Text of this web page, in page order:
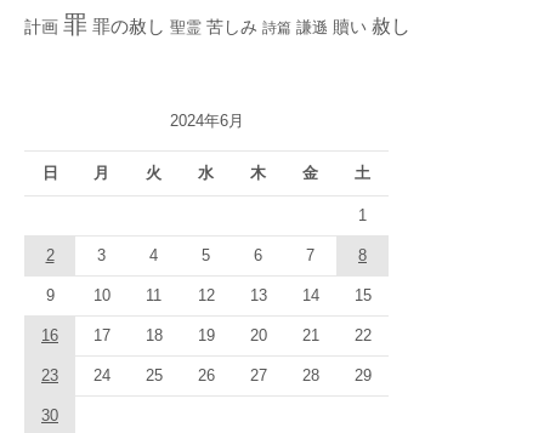
計画 罪 罪の赦し 聖霊 苦しみ 詩篇 謙遜 贖い 赦し
2024年6月
日 月 火 水 木 金 土
1
2 3 4 5 6 7 8
9 10 11 12 13 14 15
16 17 18 19 20 21 22
23 24 25 26 27 28 29
30